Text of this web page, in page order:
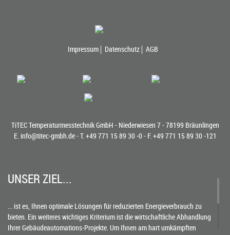
Impressum Datenschutz AGB
TiTEC Temperaturmesstechnik GmbH - Niederwiesen 7 - 78199 Bräunlingen
E. info@titec-gmbh.de- T.+49 771 15 89 30 -0- F. +49 771 15 89 30 -121
UNSER ZIEL...
... ist es, Ihnen optimale Lösungen für reduzierten Energieverbrauch zu
bieten. Ein weiteres wichtiges Kriterium ist die wirtschaftliche Abhandlung
Ihrer Gebäudeautomations-Projekte. Um Ihnen am hart umkämpften